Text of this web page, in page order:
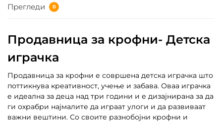
Прегледи 0
Продавница за крофни- Детска
играчка
Продавница за крофни е совршена детска играчка што
поттикнува креативност, учење и забава. Оваа играчка
е идеална за деца над три години и е дизајнирана за да
ги охрабри најмалите да играат улоги и да развиваат
важни вештини. Со своите разнобојни крофни и